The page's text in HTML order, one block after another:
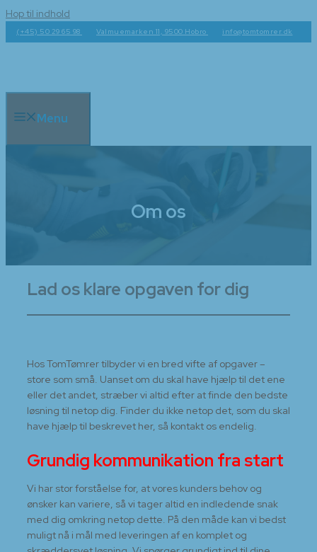
Hop til indhold
(+45) 50 29 65 98 Valmuemarken 11, 9500 Hobro info@tomtomrer.dk
Menu
Om os
Lad os klare opgaven for dig
Hos TomTømrer tilbyder vi en bred vifte af opgaver –
store som små. Uanset om du skal have hjælp til det ene
eller det andet, stræber vi altid efter at finde den bedste
løsning til netop dig. Finder du ikke netop det, som du skal
have hjælp til beskrevet her, så kontakt os endelig.
Grundig kommunikation fra start
Vi har stor forståelse for, at vores kunders behov og
ønsker kan variere, så vi tager altid en indledende snak
med dig omkring netop dette. På den måde kan vi bedst
muligt nå i mål med leveringen af en komplet og